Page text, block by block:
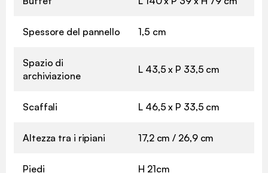
Spessore del pannello 1,5 cm
Spazio di
archiviazione
L 43,5 x P 33,5 cm
Scaffali L 46,5 x P 33,5 cm
Altezza tra i ripiani 17,2 cm / 26,9 cm
Piedi H 21cm